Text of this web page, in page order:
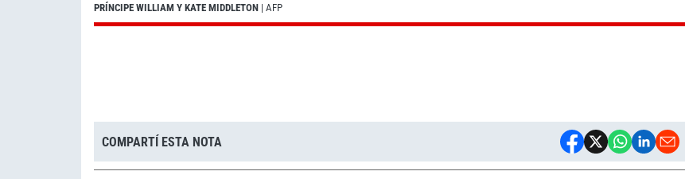
PRÍNCIPE WILLIAM Y KATE MIDDLETON | AFP
COMPARTÍ ESTA NOTA